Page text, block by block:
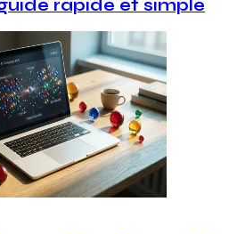
rapide et simple